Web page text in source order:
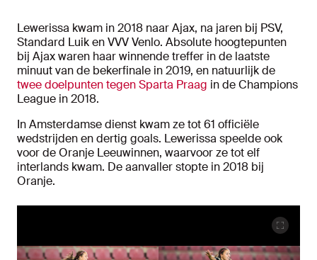
Lewerissa kwam in 2018 naar Ajax, na jaren bij PSV,
Standard Luik en VVV Venlo. Absolute hoogtepunten
bij Ajax waren haar winnende treffer in de laatste
minuut van de bekerfinale in 2019, en natuurlijk de
twee doelpunten tegen Sparta Praag in de Champions
League in 2018.
In Amsterdamse dienst kwam ze tot 61 officiële
wedstrijden en dertig goals. Lewerissa speelde ook
voor de Oranje Leeuwinnen, waarvoor ze tot elf
interlands kwam. De aanvaller stopte in 2018 bij
Oranje.